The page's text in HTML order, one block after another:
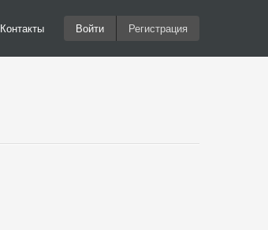
Контакты Войти Регистрация